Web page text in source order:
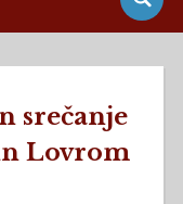
srečanje
Lovrom